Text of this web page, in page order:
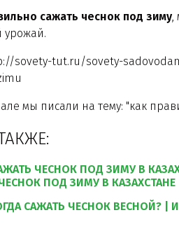
сажать чеснок под зиму,
урожай.
sovety-tut.ru/sovety-
мы писали на тему: "как
ЧЕСНОК ПОД ЗИМУ В
ПОД ЗИМУ В КАЗАХСТАНЕ
САЖАТЬ ЧЕСНОК ВЕСНОЙ? |